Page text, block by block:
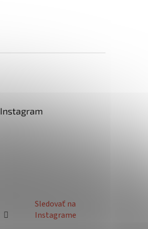
Instagram
Sledovať na
Instagrame